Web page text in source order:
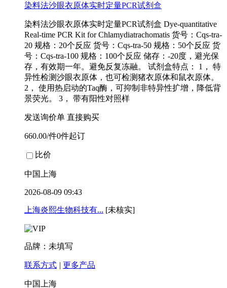
染料法沙眼衣原体实时定量PCR试剂盒
染料法沙眼衣原体实时定量PCR试剂盒 Dye-quantitative
Real-time PCR Kit for Chlamydiatrachomatis 货号：Cqs-tra-
20 规格：20个反应 货号：Cqs-tra-50 规格：50个反应 货
号：Cqs-tra-100 规格：100个反应 储存：-20度，避光保
存，有效期一年。避免反复冻融。 试剂盒特点： 1， 特
异性检测沙眼衣原体，也可检测猪衣原体和鼠衣原体。
2， 使用热启动的Taq酶，可抑制非特异性扩增，降低背
景荧光。 3， 带有阳性对照样
发送询价单 直接购买
660.00/件0件起订
比价
中国上海
2026-08-09 09:43
上海炎熙生物科技有... [未核实]
品牌：未填写
联系方式 | 更多产品
中国上海